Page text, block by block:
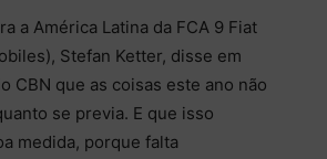
a América Latina da FCA 9 Fiat
Stefan Ketter, disse em
CBN que as coisas este ano não
se previa. E que isso
medida, porque falta